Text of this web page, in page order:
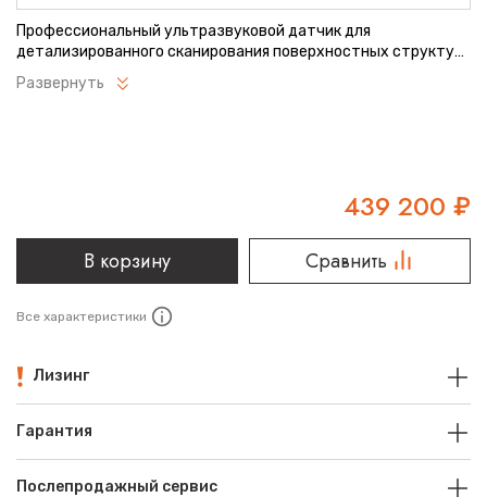
Профессиональный ультразвуковой датчик для
детализированного сканирования поверхностных структур.
Обеспечивает исключительную четкость изображения при
исследованиях. Оптимален для сосудистых и мышечно-
Развернуть
439 200 ₽
В корзину Сравнить
Все характеристики
Лизинг
Гарантия
Послепродажный сервис